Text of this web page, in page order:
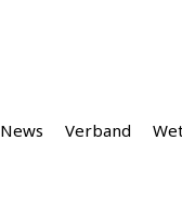
News Verband